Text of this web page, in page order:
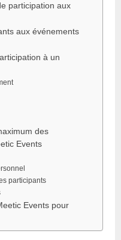
participation aux
aux événements
à un
des
Events
participants
Events pour